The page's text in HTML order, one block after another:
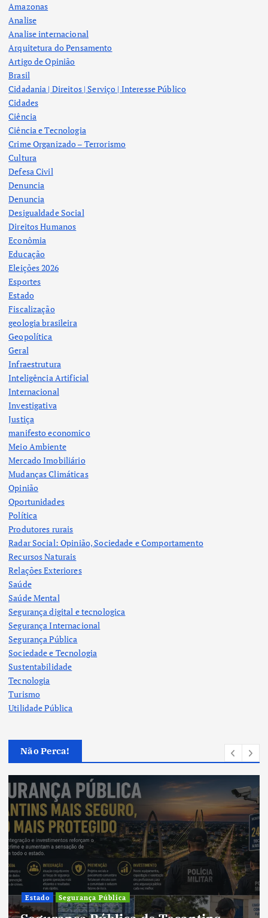
Amazonas
Analise
Analise internacional
Arquitetura do Pensamento
Artigo de Opinião
Brasil
Cidadania | Direitos | Serviço | Interesse Público
Cidades
Ciência
Ciência e Tecnologia
Crime Organizado – Terrorismo
Cultura
Defesa Civil
Denuncia
Denuncia
Desigualdade Social
Direitos Humanos
Econômia
Educação
Eleições 2026
Esportes
Estado
Fiscalização
geologia brasileira
Geopolítica
Geral
Infraestrutura
Inteligência Artificial
Internacional
Investigativa
Justiça
manifesto economico
Meio Ambiente
Mercado Imobiliário
Mudanças Climáticas
Opinião
Oportunidades
Política
Produtores rurais
Radar Social: Opinião, Sociedade e Comportamento
Recursos Naturais
Relações Exteriores
Saúde
Saúde Mental
Segurança digital e tecnologica
Segurança Internacional
Segurança Pública
Sociedade e Tecnologia
Sustentabilidade
Tecnologia
Turismo
Utilidade Pública
Não Perca!
Cultura
Cultura do Tocantins preserva